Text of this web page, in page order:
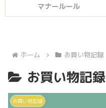
マナールール
ホーム お買い物記録
お買い物記録
お買い物記録